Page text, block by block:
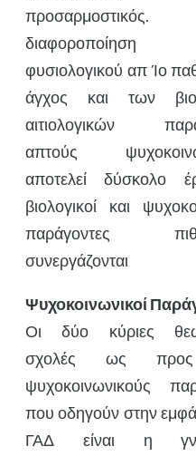
φυσιολογικού απ Ίο
άγχος και των
αιτιολογικών
απτούς
αποτελεί δύσκολο
βιολογικοί και
παράγοντες
συνεργάζονται
Ψυχοκοινωνικοί
Οι δύο κύριες
σχολές ως
ψυχοκοινωνικούς
που οδηγούν στην
ΓΑΔ είναι η